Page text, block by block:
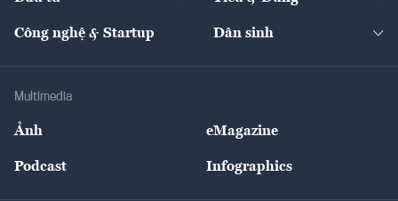
Tư vấn
Thị trường
Nông sản
Giải trí
Công nghệ & Startup Dân sinh
Multimedia
Ảnh eMagazine
Podcast Infographics